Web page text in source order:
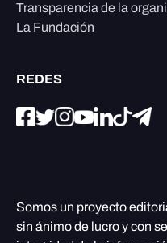
Transparencia de la
La Fundación
REDES
Somos un proyecto
sin ánimo de lucro y con